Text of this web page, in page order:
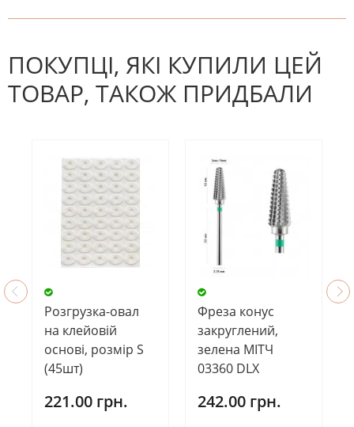
На даний час немає відгуків. Ви
ПОКУПЦІ, ЯКІ КУПИЛИ ЦЕЙ
ТОВАР, ТАКОЖ ПРИДБАЛИ
Розгрузка-овал
на клейовій
основі, розмір S
(45шт)
221.00 грн.
Фреза конус
закруглений,
зелена МІТЧ
03360 DLX
242.00 грн.